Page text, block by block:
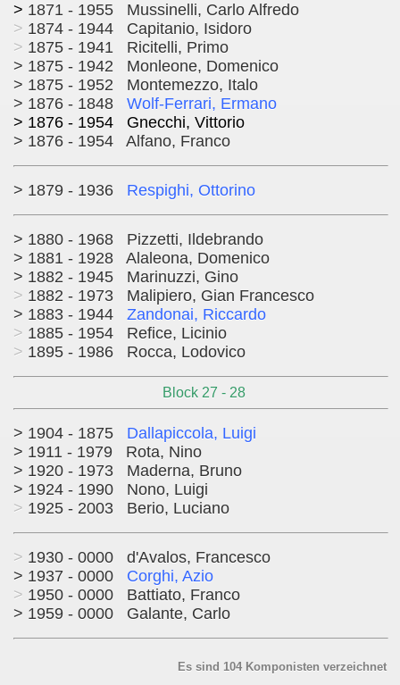
> 1871 - 1955 Mussinelli, Carlo Alfredo
> 1874 - 1944 Capitanio, Isidoro
> 1875 - 1941 Ricitelli, Primo
> 1875 - 1942 Monleone, Domenico
> 1875 - 1952 Montemezzo, Italo
> 1876 - 1848 Wolf-Ferrari, Ermano
> 1876 - 1954 Gnecchi, Vittorio
> 1876 - 1954 Alfano, Franco
> 1879 - 1936 Respighi, Ottorino
> 1880 - 1968 Pizzetti, Ildebrando
> 1881 - 1928 Alaleona, Domenico
> 1882 - 1945 Marinuzzi, Gino
> 1882 - 1973 Malipiero, Gian Francesco
> 1883 - 1944 Zandonai, Riccardo
> 1885 - 1954 Refice, Licinio
> 1895 - 1986 Rocca, Lodovico
Block 27 - 28
> 1904 - 1875 Dallapiccola, Luigi
> 1911 - 1979 Rota, Nino
> 1920 - 1973 Maderna, Bruno
> 1924 - 1990 Nono, Luigi
> 1925 - 2003 Berio, Luciano
> 1930 - 0000 d'Avalos, Francesco
> 1937 - 0000 Corghi, Azio
> 1950 - 0000 Battiato, Franco
> 1959 - 0000 Galante, Carlo
Es sind 104 Komponisten verzeichnet